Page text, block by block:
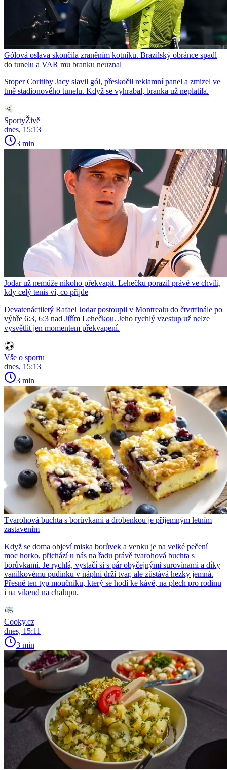
Gólová oslava skončila zraněním kotníku. Brazilský obránce spadl
do tunelu a VAR mu branku neuznal
Stoper Coritiby Jacy slavil gól, přeskočil reklamní panel a zmizel ve
tmě stadionového tunelu. Když se vyhrabal, branka už neplatila.
SportyŽivě
dnes, 15:13
3 min
Jodar už nemůže nikoho překvapit. Lehečku porazil právě ve chvíli,
kdy celý tenis ví, co přijde
Devatenáctiletý Rafael Jodar postoupil v Montrealu do čtvrtfinále po
výhře 6:3, 6:3 nad Jiřím Lehečkou. Jeho rychlý vzestup už nelze
vysvětlit jen momentem překvapení.
Vše o sportu
dnes, 15:13
3 min
Tvarohová buchta s borůvkami a drobenkou je příjemným letním
zastavením
Když se doma objeví miska borůvek a venku je na velké pečení
moc horko, přichází u nás na řadu právě tvarohová buchta s
borůvkami. Je rychlá, vystačí si s pár obyčejnými surovinami a díky
vanilkovému pudinku v náplni drží tvar, ale zůstává hezky jemná.
Přesně ten typ moučníku, který se hodí ke kávě, na plech pro rodinu
i na víkend na chalupu.
Cooky.cz
dnes, 15:11
3 min